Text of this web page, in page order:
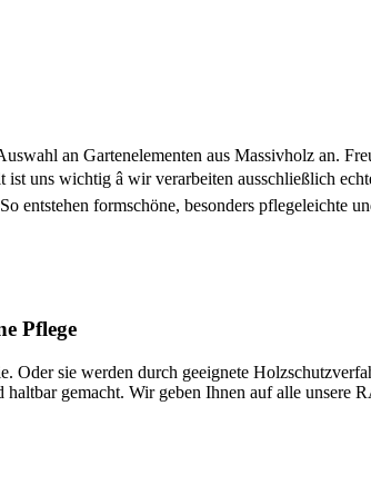
an Gartenelementen aus Massivholz an.
uns wichtig â wir verarbeiten ausschließlich
entstehen formschöne, besonders pflegeleichte
Pflege
sie werden durch geeignete
gemacht. Wir geben Ihnen auf alle unsere